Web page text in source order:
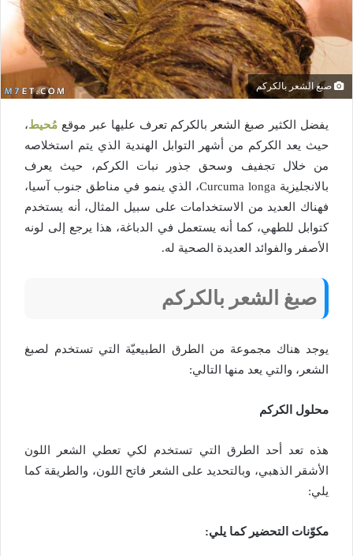
صبغ الشعر بالكركم
يفضل الكثير صبغ الشعر بالكركم تعرف عليها عبر موقع مُحيط،
حيث يعد الكركم من أشهر التوابل الهندية الذي يتم استخلاصه
من خلال تجفيف وسحق جذور نبات الكركم، حيث يعرف
بالانجليزية Curcuma longa، الذي ينمو في مناطق جنوب آسيا،
فهناك العديد من الاستخدامات على سبيل المثال، أنه يستخدم
كتوابل للطهي، كما أنه يستعمل في الدباغة، هذا يرجع إلى لونه
الأصفر والفوائد العديدة الصحية له.
صبغ الشعر بالكركم
يوجد هناك مجموعة من الطرق الطبيعيّة التي تستخدم لصبغ
الشعر، والتي يعد منها التالي:
محلول الكركم
هذه تعد أحد الطرق التي تستخدم لكي تعطي الشعر اللون
الأشقر الذهبي، وبالتحديد على الشعر فاتح اللون، والطريقة كما
يلي:
مكوّنات التحضير كما يلي: